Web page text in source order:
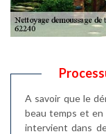
A savoir que le
beau temps et en
intervient dans